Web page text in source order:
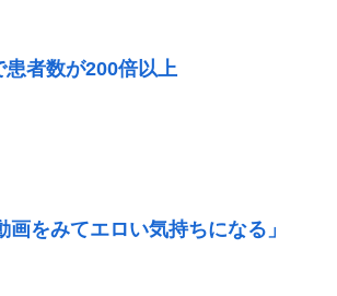
者数が200倍以上
をみてエロい気持ちになる」